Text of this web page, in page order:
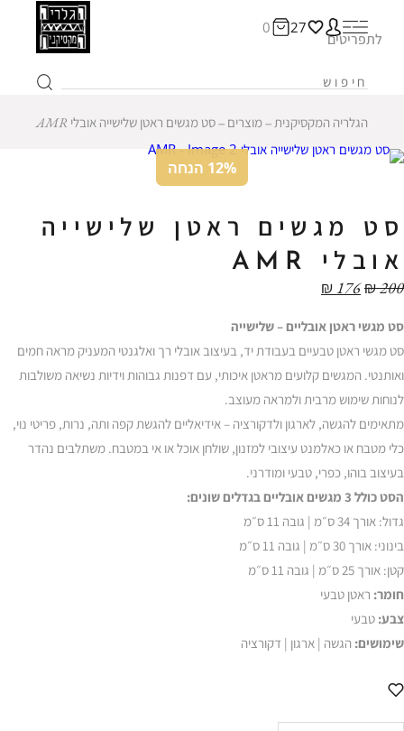
27
0
לתפריטים
הגלריה המקסיקנית ‒מוצרים ‒סט מגשים ראטן שלישייה אובלי AMR
12% הנחה
סט מגשים ראטן שלישייה
אובלי AMR
₪200
₪176
סט מגשי ראטן אובליים – שלישייה
סט מגשי ראטן טבעיים בעבודת יד, בעיצוב אובלי רך ואלגנטי המעניק מראה חמים
ואותנטי. המגשים קלועים מראטן איכותי, עם דפנות גבוהות וידיות נשיאה משולבות
לנוחות שימוש מרבית ולמראה מעוצב.
מתאימים להגשה, לארגון ולדקורציה – אידיאליים להגשת קפה ותה, נרות, פריטי נוי,
כלי מטבח או כאלמנט עיצובי למזנון, שולחן אוכל או אי במטבח. משתלבים נהדר
בעיצוב בוהו, כפרי, טבעי ומודרני.
הסט כולל 3 מגשים אובליים בגדלים שונים:
גדול: אורך 34 ס״מ | גובה 11 ס״מ
בינוני: אורך 30 ס״מ | גובה 11 ס״מ
קטן: אורך 25 ס״מ | גובה 11 ס״מ
חומר: ראטן טבעי
צבע: טבעי
שימושים: הגשה | ארגון | דקורציה